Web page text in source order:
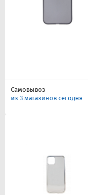
Самовывоз
из 3 магазинов сегодня